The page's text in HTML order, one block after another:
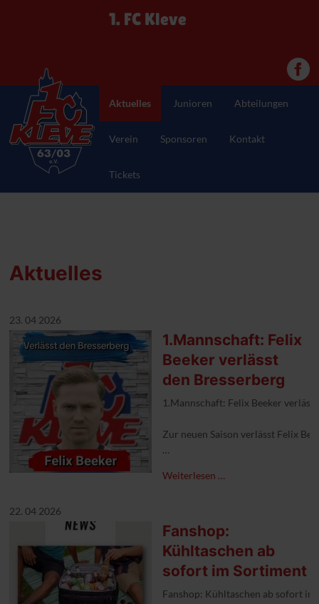
1. FC Kleve
Aktuelles Junioren Abteilungen
Verein Sponsoren Kontakt
Tickets
Aktuelles
23. 04 2026
1.Mannschaft: Felix
Beeker verlässt
den Bresserberg
1.Mannschaft: Felix Beeker
Zur neuen Saison verlässt Felix
Weiterlesen …
22. 04 2026
Fanshop:
Kühltaschen ab
sofort im Sortiment
Fanshop: Kühltaschen ab sofort